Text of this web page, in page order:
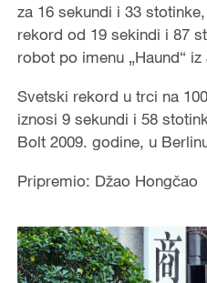
za 16 sekundi i 33
rekord od 19 sekindi i 87
robot po imenu „Haund“ iz
Svetski rekord u trci na
iznosi 9 sekundi i 58
Bolt 2009. godine, u
Pripremio: Džao Hongčao